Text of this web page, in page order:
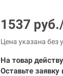
1537
Цена указана без
На товар
Оставьте заявку